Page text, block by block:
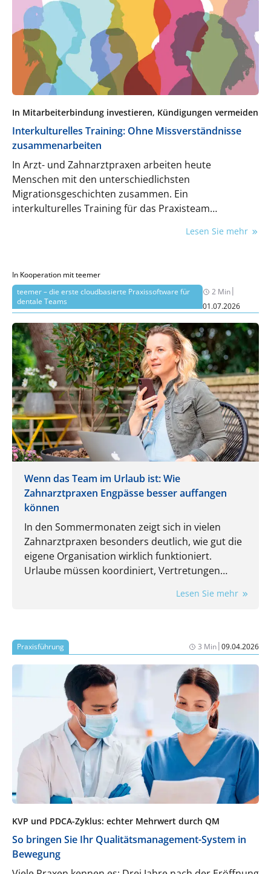
In Mitarbeiterbindung investieren, Kündigungen vermeiden
Interkulturelles Training: Ohne Missverständnisse
zusammenarbeiten
In Arzt- und Zahnarztpraxen arbeiten heute
Menschen mit den unterschiedlichsten
Migrationsgeschichten zusammen. Ein
interkulturelles Training für das Praxisteam
respektvolles Miteinander und den Abbau von
ein gutes Arbeitsklima sowie nachhaltigen
Praxiserfolg.
Lesen Sie mehr
In Kooperation mit teemer
teemer – die erste cloudbasierte Praxissoftware für
dentale Teams
2 Min|
01.07.2026
Wenn das Team im Urlaub ist: Wie
Zahnarztpraxen Engpässe besser auffangen
können
In den Sommermonaten zeigt sich in vielen
Zahnarztpraxen besonders deutlich, wie gut die
eigene Organisation wirklich funktioniert.
Urlaube müssen koordiniert, Vertretungen
zuverlässig erledigt werden. Gerade dann wird
Mitarbeitenden abhängt.
Lesen Sie mehr
Praxisführung 3 Min|09.04.2026
KVP und PDCA-Zyklus: echter Mehrwert durch QM
So bringen Sie Ihr Qualitätsmanagement-System in
Bewegung